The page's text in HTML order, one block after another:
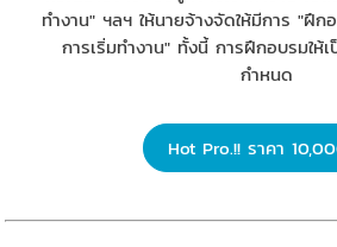
ทำงาน" ฯลฯ ให้นายจ้างจัดให้มีการ "ฝึ
การเริ่มทำงาน" ทั้งนี้ การฝึกอบรมให้
กำหนด
Hot Pro.!! ราคา